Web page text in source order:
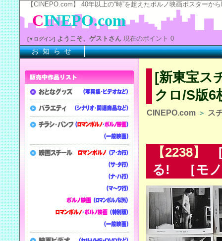
【CINEPO.com】 40年以上の“時”を超えたポルノ映画ポスター
[新東宝ス
クロ/S版6
CINEPO.com ＞ ス
【2238】
[
る! ［モノ
※上
CINEPO.com
[▼ログイン] ようこそ、ゲストさん 現在のポイント 0
お 知 ら せ